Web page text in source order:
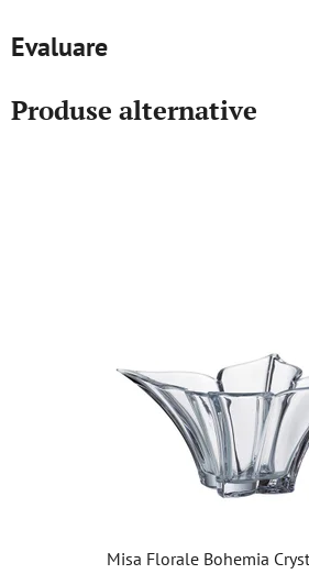
Evaluare
Produse alternative
Misa Florale Bohemia